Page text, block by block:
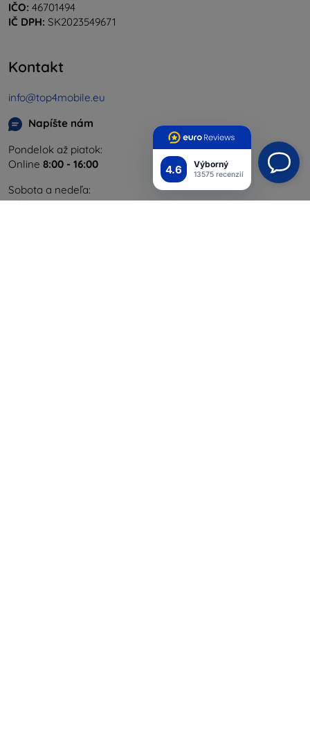
4.6 Výborný
13575 recenzií
IČO: 46701494
IČ DPH: SK2023549671
Kontakt
info@top4mobile.eu
Napíšte nám
Pondelok až piatok:
Online 8:00 - 16:00
Sobota a nedeľa:
Offline